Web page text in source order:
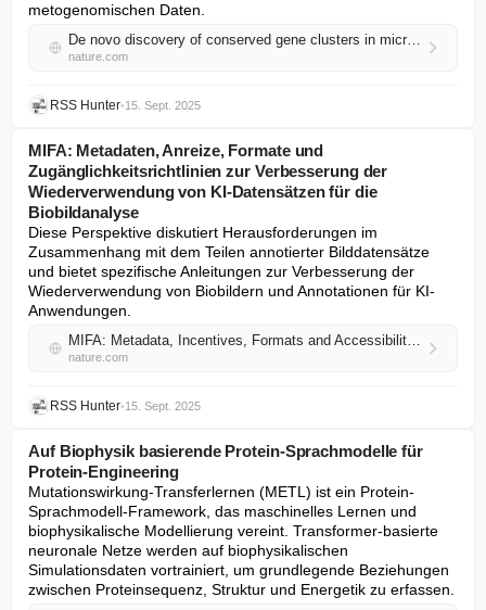
metogenomischen Daten.
De novo discovery of conserved gene clusters in microbial genomes with Spacedust
nature.com
RSS Hunter•15. Sept. 2025
MIFA: Metadaten, Anreize, Formate und
Zugänglichkeitsrichtlinien zur Verbesserung der
Wiederverwendung von KI-Datensätzen für die
Biobildanalyse
Diese Perspektive diskutiert Herausforderungen im
Zusammenhang mit dem Teilen annotierter Bilddatensätze
und bietet spezifische Anleitungen zur Verbesserung der
Wiederverwendung von Biobildern und Annotationen für KI-
Anwendungen.
MIFA: Metadata, Incentives, Formats and Accessibility guidelines to improve the reuse of AI datasets for bioimage analysis
nature.com
RSS Hunter•15. Sept. 2025
Auf Biophysik basierende Protein-Sprachmodelle für
Protein-Engineering
Mutationswirkung-Transferlernen (METL) ist ein Protein-
Sprachmodell-Framework, das maschinelles Lernen und
biophysikalische Modellierung vereint. Transformer-basierte
neuronale Netze werden auf biophysikalischen
Simulationsdaten vortrainiert, um grundlegende Beziehungen
zwischen Proteinsequenz, Struktur und Energetik zu erfassen.